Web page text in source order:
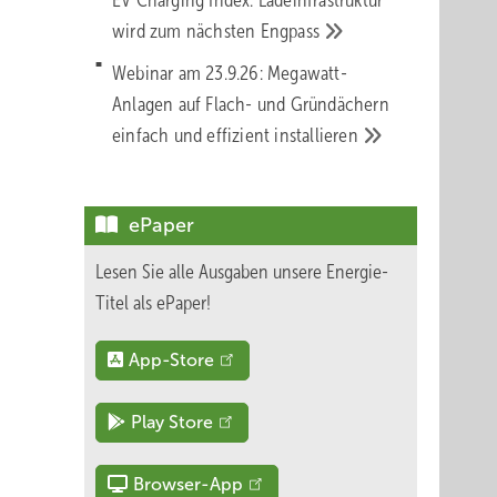
wird zum nächsten Engpass
Webinar am 23.9.26: Megawatt-
Anlagen auf Flach- und Gründächern
einfach und effizient installieren
ePaper
Lesen Sie alle Ausgaben unsere Energie-
Titel als ePaper!
App-Store
Play Store
Browser-App